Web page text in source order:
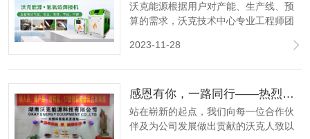
沃克能源根据用户对产能、生产线、预
算的需求，沃克技术中心专业工程师团
适合的、经济的一对一供气方案和集中
2023-11-28
感恩有你，一路同行——热烈庆祝沃克能源成立十七周年！
站在崭新的起点，我们向每一位合作伙
伴及为公司发展做出贡献的沃克人致以